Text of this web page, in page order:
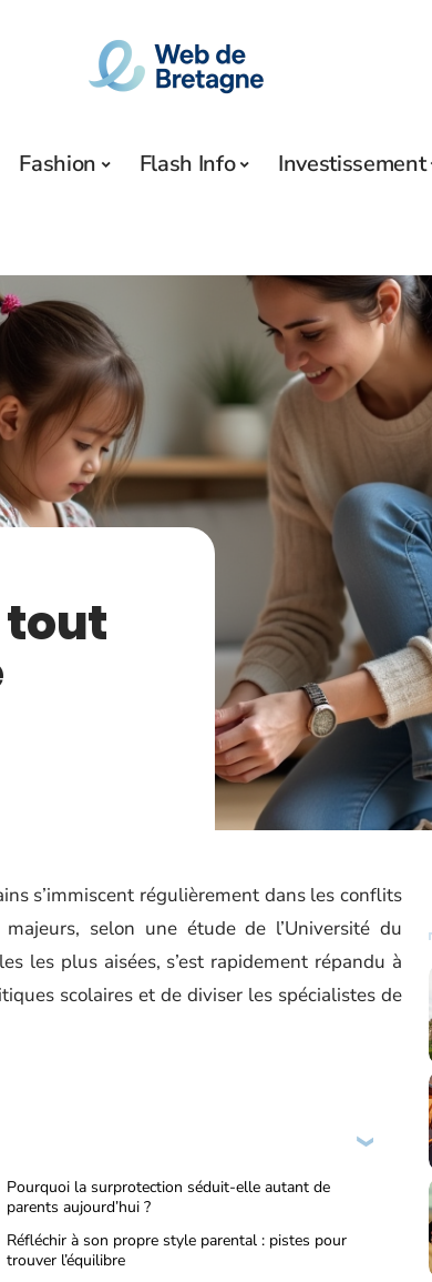
Fashion Flash Info Investissement
tout
s’immiscent régulièrement dans les conflits
selon une étude de l’Université du
les plus aisées, s’est rapidement répandu à
scolaires et de diviser les spécialistes de
Pourquoi la surprotection séduit-elle autant de
parents aujourd’hui ?
Réfléchir à son propre style parental : pistes pour
trouver l’équilibre